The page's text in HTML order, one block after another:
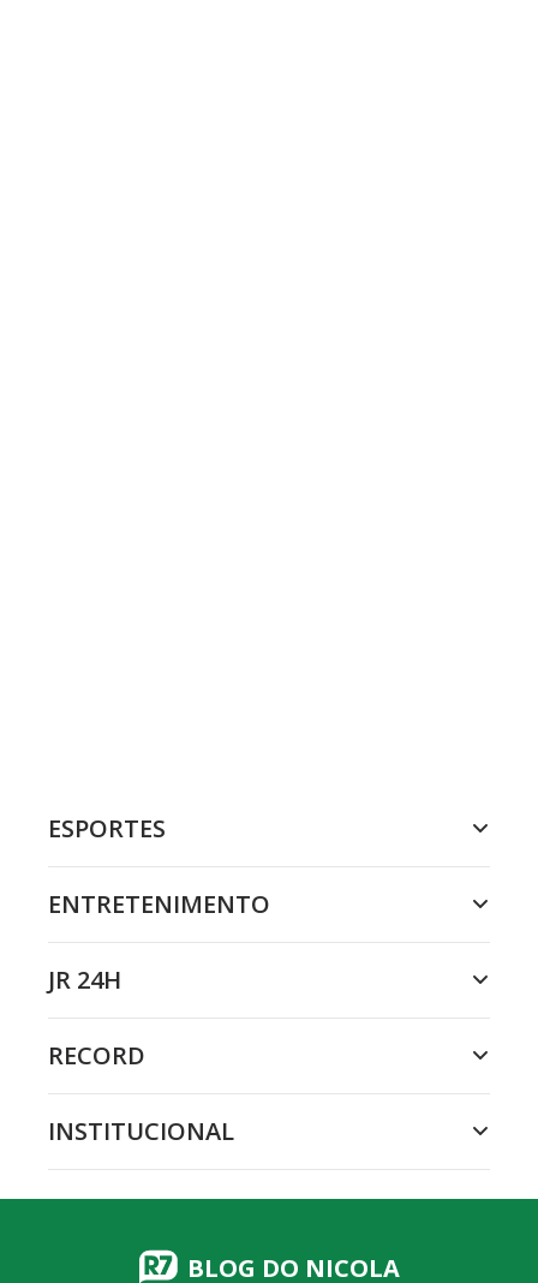
ESPORTES
ENTRETENIMENTO
JR 24H
RECORD
INSTITUCIONAL
BLOG DO NICOLA